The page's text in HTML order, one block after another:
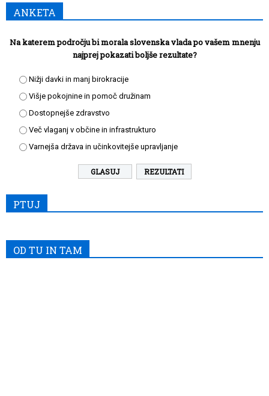
ANKETA
Na katerem področju bi morala slovenska vlada po vašem mnenju
najprej pokazati boljše rezultate?
Nižji davki in manj birokracije
Višje pokojnine in pomoč družinam
Dostopnejše zdravstvo
Več vlaganj v občine in infrastrukturo
Varnejša država in učinkovitejše upravljanje
REZULTATI
PTUJ
OD TU IN TAM